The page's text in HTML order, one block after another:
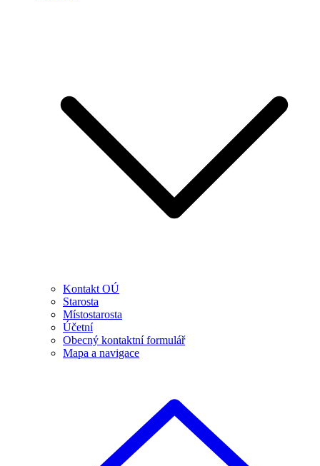
Kontakt OÚ
Starosta
Místostarosta
Účetní
Obecný kontaktní formulář
Mapa a navigace